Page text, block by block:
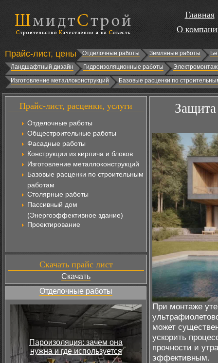
Главная
О
Прайс-лист, цены Отделочные работы Земляные работы
Ландшафтный дизайн
Гидроизоляционные работы
Изготовление металлоконструкций
Базовые расценки по
Прайс-лист, расценки, услуги
Отделочные работы
Общестроительные работы
Фасадные работы
Конструкции из кирпича и блоков
Изготовление металлоконструкций
Базовые расценки по строительным
работам
Столярные работы
Пассивный дом
(Энергоэффективное здание)
Проектирование
Скачать прайс лист
Скачать
Отделочные работы
Пароизоляция: зачем она
нужна и где используется
Защита
При монтаже
может
ускорить
прочности и
эффективным.